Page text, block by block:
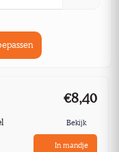
€8,40
Bekijk
In mandje